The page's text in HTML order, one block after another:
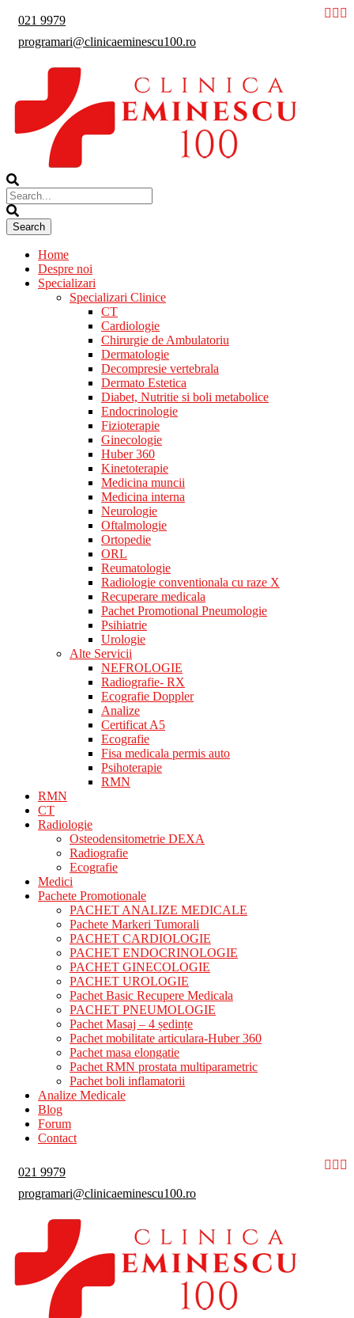
021 9979
programari@clinicaeminescu100.ro
Home
Despre noi
Specializari
Specializari Clinice
CT
Cardiologie
Chirurgie de Ambulatoriu
Dermatologie
Decompresie vertebrala
Dermato Estetica
Diabet, Nutritie si boli metabolice
Endocrinologie
Fizioterapie
Ginecologie
Huber 360
Kinetoterapie
Medicina muncii
Medicina interna
Neurologie
Oftalmologie
Ortopedie
ORL
Reumatologie
Radiologie conventionala cu raze X
Recuperare medicala
Pachet Promotional Pneumologie
Psihiatrie
Urologie
Alte Servicii
NEFROLOGIE
Radiografie- RX
Ecografie Doppler
Analize
Certificat A5
Ecografie
Fisa medicala permis auto
Psihoterapie
RMN
RMN
CT
Radiologie
Osteodensitometrie DEXA
Radiografie
Ecografie
Medici
Pachete Promotionale
PACHET ANALIZE MEDICALE
Pachete Markeri Tumorali
PACHET CARDIOLOGIE
PACHET ENDOCRINOLOGIE
PACHET GINECOLOGIE
PACHET UROLOGIE
Pachet Basic Recupere Medicala
PACHET PNEUMOLOGIE
Pachet Masaj – 4 ședințe
Pachet mobilitate articulara-Huber 360
Pachet masa elongatie
Pachet RMN prostata multiparametric
Pachet boli inflamatorii
Analize Medicale
Blog
Forum
Contact
021 9979
programari@clinicaeminescu100.ro